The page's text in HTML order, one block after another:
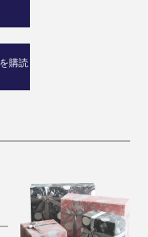
購読